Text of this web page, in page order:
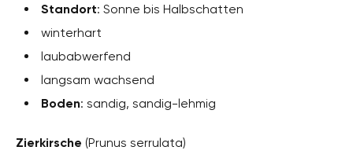
Standort: Sonne bis Halbschatten
winterhart
laubabwerfend
langsam wachsend
Boden: sandig, sandig-lehmig
Zierkirsche (Prunus serrulata)